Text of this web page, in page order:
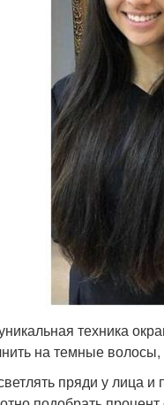
техника
на темные
пряди у лица